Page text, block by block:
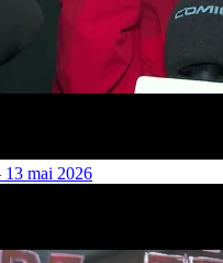
13 mai 2026